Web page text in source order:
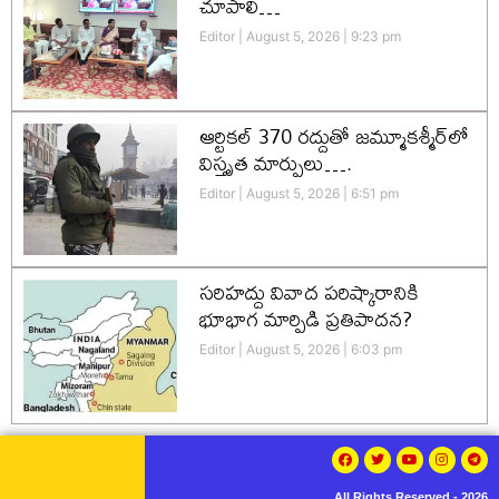
Editor August 5, 2026 9:23 pm
ఆర్టికల్ 370 రద్దుతో జమ్మూకశ్మీర్‌లో
విస్తృత మార్పులు….
Editor August 5, 2026 6:51 pm
సరిహద్దు వివాద పరిష్కారానికి
భూభాగ మార్పిడి ప్రతిపాదన?
Editor August 5, 2026 6:03 pm